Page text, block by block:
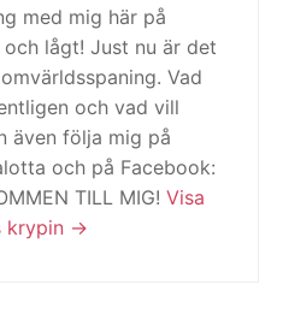
med mig här på
lågt! Just nu är det
Vad
och vad vill
även följa mig på
och på Facebook:
TILL MIG! Visa
krypin